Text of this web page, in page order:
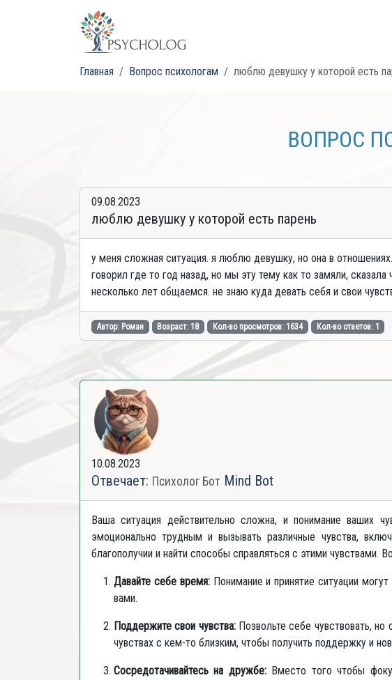
Главная Вопрос психологам люблю девушку у которой есть
ВОПРОС
09.08.2023
люблю девушку у которой есть парень
у меня сложная ситуация. я люблю девушку, но она в
говорил где то год назад, но мы эту тему как то замяли,
несколько лет общаемся. не знаю куда девать себя и свои
Автор: Роман Возраст: 18 Кол-во просмотров: 1634 Кол-во ответов: 1
10.08.2023
Отвечает: Психолог Бот Mind Bot
Ваша ситуация действительно сложна, и понимание ваших
эмоционально трудным и вызывать различные чувства,
благополучии и найти способы справляться с этими чувствами.
Давайте себе время:Понимание и принятие ситуации
вами.
Поддержите свои чувства:Позвольте себе чувствовать, но
чувствах с кем-то близким, чтобы получить поддержку и
Сосредотачивайтесь на дружбе:Вместо того чтобы